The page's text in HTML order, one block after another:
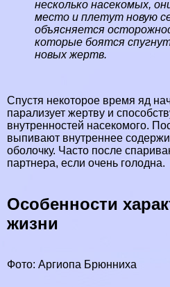
несколько насекомых,
место и плетут новую
объясняется
которые боятся
новых жертв.
Спустя некоторое время яд
парализует жертву и
внутренностей насекомого.
выпивают внутреннее
оболочку. Часто после
партнера, если очень голодна.
Особенности
жизни
Фото: Аргиопа Брюнниха